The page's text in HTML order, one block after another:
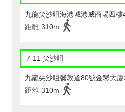
九龍尖沙咀海港城港威商場四
距離 310m
7-11 尖沙咀
九龍尖沙咀彌敦道80號金鑾大
距離 310m